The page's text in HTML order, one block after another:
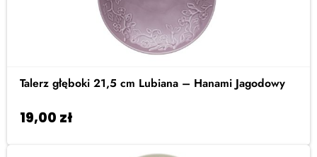
Talerz głęboki 21,5 cm Lubiana – Hanami Jagodowy
19,00 zł